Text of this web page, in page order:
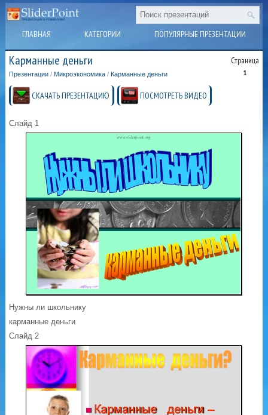
ГЛАВНАЯ КАТЕГОРИИ ПОПУЛЯРНЫЕ ПРЕЗЕНТАЦИИ
Карманные деньги Страница
1
Презентации / Микроэкономика / Карманные деньги
СКАЧАТЬ ПРЕЗЕНТАЦИЮ ПОСМОТРЕТЬ ВИДЕО
Слайд 1
Нужны ли школьнику
карманные деньги
Слайд 2